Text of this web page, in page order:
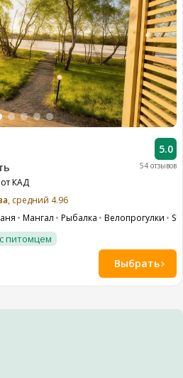
54 отзывов
5.0
КАД
, средний 4.96
Мангал Рыбалка Велопрогулки
питомцем
Выбрать